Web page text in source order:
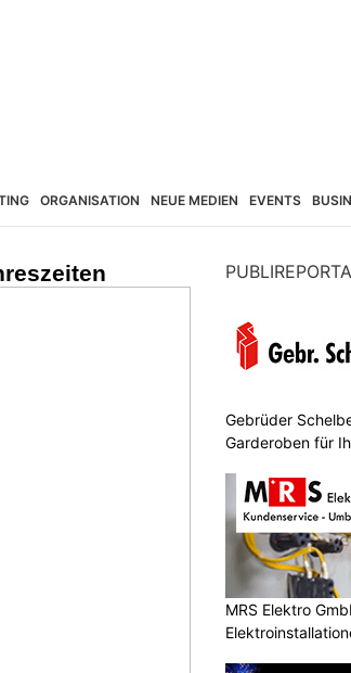
ORGANISATION NEUE MEDIEN EVENTS
Gebrüder
Garderoben für
MRS Elektro